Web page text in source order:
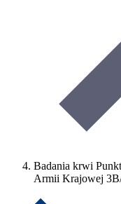
Badania krwi
Armii Krajowej